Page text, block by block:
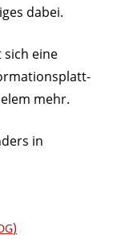
dabei.
sich eine
mehr.
in
)